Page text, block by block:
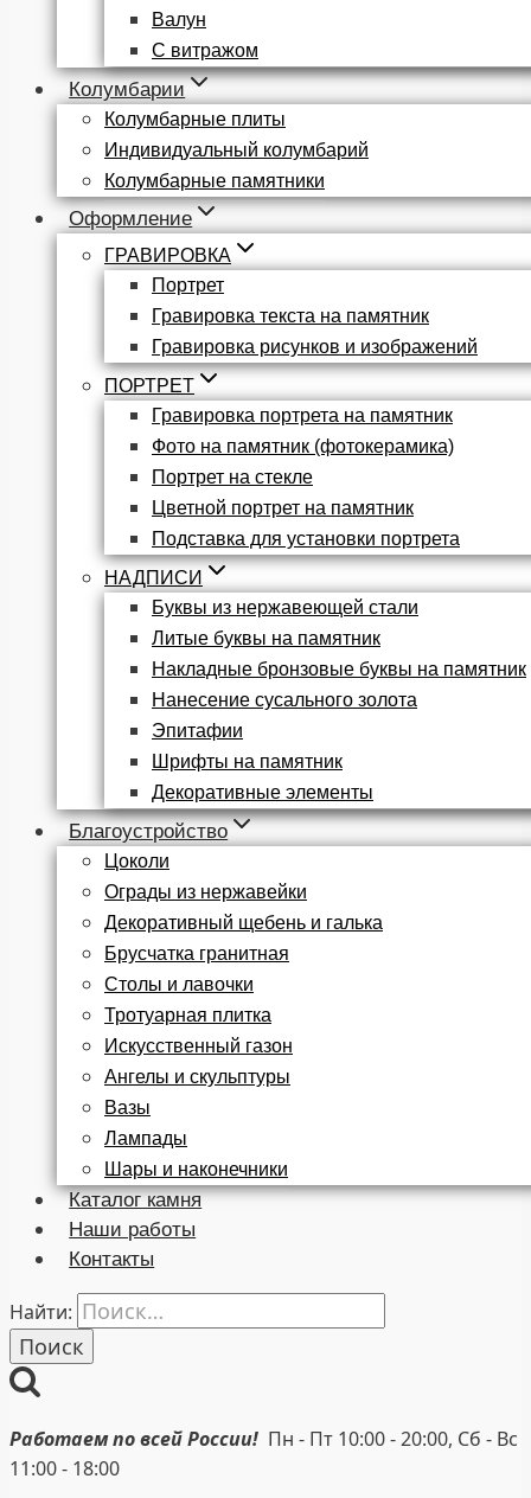
Валун
С витражом
Колумбарии
Колумбарные плиты
Индивидуальный колумбарий
Колумбарные памятники
Оформление
ГРАВИРОВКА
Портрет
Гравировка текста на памятник
Гравировка рисунков и изображений
ПОРТРЕТ
Гравировка портрета на памятник
Фото на памятник (фотокерамика)
Портрет на стекле
Цветной портрет на памятник
Подставка для установки портрета
НАДПИСИ
Буквы из нержавеющей стали
Литые буквы на памятник
Накладные бронзовые буквы на памятник
Нанесение сусального золота
Эпитафии
Шрифты на памятник
Декоративные элементы
Благоустройство
Цоколи
Ограды из нержавейки
Декоративный щебень и галька
Брусчатка гранитная
Столы и лавочки
Тротуарная плитка
Искусственный газон
Ангелы и скульптуры
Вазы
Лампады
Шары и наконечники
Каталог камня
Наши работы
Контакты
Найти:
Работаем по всей России! Пн - Пт 10:00 - 20:00, Сб - Вс
11:00 - 18:00